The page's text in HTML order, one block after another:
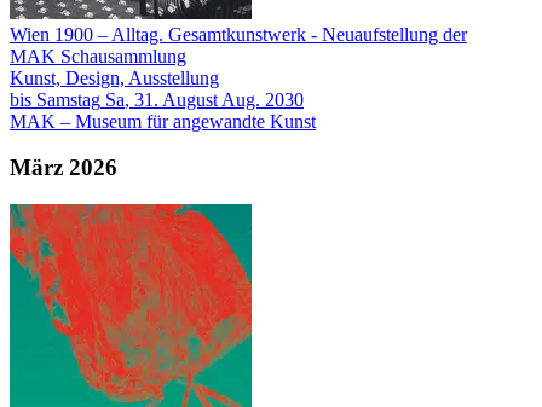
Wien 1900 – Alltag. Gesamtkunstwerk - Neuaufstellung der
MAK Schausammlung
Kunst, Design, Ausstellung
bis Samstag Sa, 31. August Aug. 2030
MAK – Museum für angewandte Kunst
März 2026